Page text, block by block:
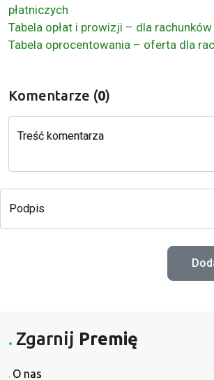
płatniczych
Tabela opłat i prowizji – dla
Tabela oprocentowania – oferta dla
Komentarze (0)
Treść komentarza
Podpis
Zgarnij Premię
O nas